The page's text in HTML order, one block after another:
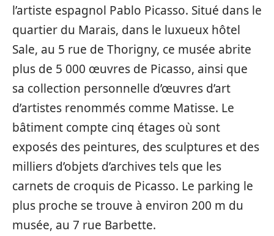
l’artiste espagnol Pablo Picasso. Situé dans le
quartier du Marais, dans le luxueux hôtel
Sale, au 5 rue de Thorigny, ce musée abrite
plus de 5 000 œuvres de Picasso, ainsi que
sa collection personnelle d’œuvres d’art
d’artistes renommés comme Matisse. Le
bâtiment compte cinq étages où sont
exposés des peintures, des sculptures et des
milliers d’objets d’archives tels que les
carnets de croquis de Picasso. Le parking le
plus proche se trouve à environ 200 m du
musée, au 7 rue Barbette.